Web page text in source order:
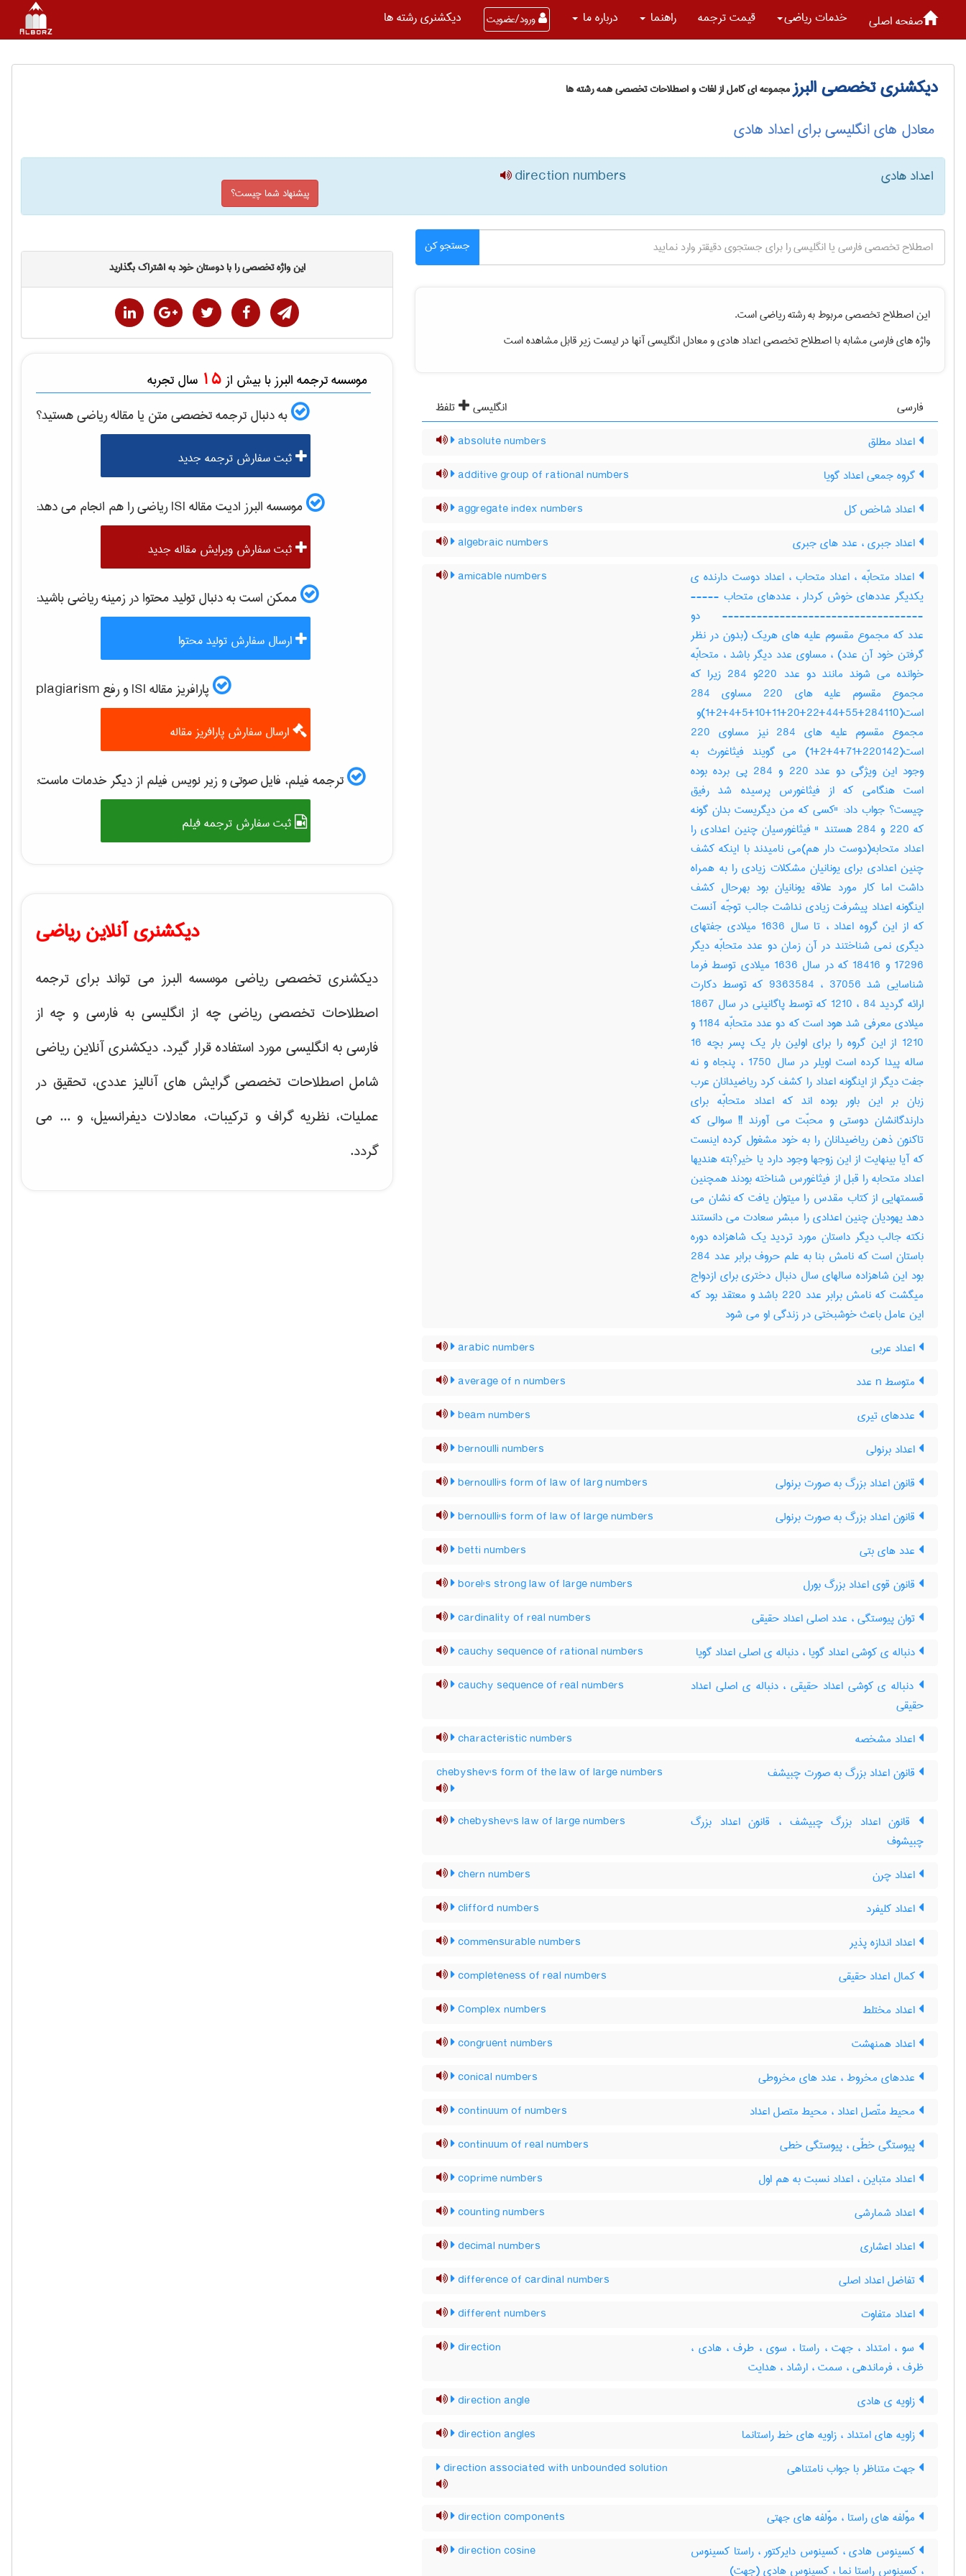
صفحه اصلی خدمات رياضی قیمت ترجمه راهنما درباره ما ورود/عضویت دیکشنری رشته ها
دیکشنری تخصصی البرزمجموعه ای کامل از لغات و اصطلاحات تخصصی همه رشته ها
معادل های انگلیسی برای اعداد هادی
اعداد هادی direction numbers
پیشنهاد شما چیست؟
جستجو کن
این اصطلاح تخصصی مربوط به رشتهرياضیاست.
واژه های فارسی مشابه با اصطلاح تخصصیاعداد هادیو معادل انگلیسی آنها در لیست زیر قابل مشاهده است
فارسی انگلیسی
تلفظ
اعداد مطلق
absolute numbers
گروه جمعی اعداد گویا additive group of rational numbers
اعداد شاخص کل aggregate index numbers
اعداد جبری ، عدد های جبری algebraic numbers
اعداد متحابّه ، اعداد متحاب ، اعداد دوست دارنده ی
یکدیگر عددهای خوش کردار ، عددهای متحاب -----
----------------------------------- دو
عدد که مجموع مقسوم علیه های هریک (بدون در نظر
گرفتن خود آن عدد) ، مساوی عدد دیگر باشد ، متحابّه
خوانده می شوند مانند دو عدد 220و 284 زیرا که
مجموع مقسوم علیه های 220 مساوی 284
است(284110+55+44+22+20+11+10+5+4+2+1)و
مجموع مقسوم علیه های 284 نیز مساوی 220
است(220142+71+4+2+1) می گویند فیثاغورث به
وجود این ویژگی دو عدد 220 و 284 پی برده بوده
است هنگامی که از فیثاغورس پرسیده شد رفیق
چیست؟ جواب داد: "کسی که من دیگریست بدان گونه
که 220 و 284 هستند " فیثاغورسیان چنین اعدادی را
اعداد متحابه(دوست دار هم)می نامیدند با اینکه کشف
چنین اعدادی برای یونانیان مشکلات زیادی را به همراه
داشت اما کار مورد علاقه یونانیان بود بهرحال کشف
اینگونه اعداد پیشرفت زیادی نداشت جالب توجّه آنست
که از این گروه اعداد ، تا سال 1636 میلادی جفتهای
دیگری نمی شناختند در آن زمان دو عدد متحابّه دیگر
17296 و 18416 که در سال 1636 میلادی توسط فرما
شناسایی شد 37056 ، 9363584 که توسط دکارت
ارائه گردید 84 ، 1210 که توسط پاگانینی در سال 1867
میلادی معرفی شد هود است که دو عدد متحابّه 1184 و
1210 از این گروه را برای اولین بار یک پسر بچه 16
ساله پیدا کرده است اویلر در سال 1750 ، پنجاه و نه
جفت دیگر از اینگونه اعداد را کشف کرد ریاضیدانان عرب
زبان بر این باور بوده اند که اعداد متحابّه برای
دارندگانشان دوستی و محبّت می آورند !! سوالی که
تاکنون ذهن ریاضیدانان را به خود مشغول کرده اینست
که آیا بینهایت از این زوجها وجود دارد یا خیر؟بته هندیها
اعداد متحابه را قبل از فیثاغورس شناخته بودند همچنین
قسمتهایی از کتاب مقدس را میتوان یافت که نشان می
دهد یهودیان چنین اعدادی را مبشر سعادت می دانستند
نکته جالب دیگر داستان مورد تردید یک شاهزاده دوره
باستان است که نامش بنا به علم حروف برابر عدد 284
بود این شاهزاده سالهای سال دنبال دختری برای ازدواج
میگشت که نامش برابر عدد 220 باشد و معتقد بود که
این عامل باعث خوشبختی در زندگی او می شود
amicable numbers
اعداد عربی arabic numbers
متوسط n عدد average of n numbers
عددهای تیری beam numbers
اعداد برنولی bernoulli numbers
قانون اعداد بزرگ به صورت برنولی bernoulli's form of law of larg numbers
قانون اعداد بزرگ به صورت برنولی bernoulli's form of law of large numbers
عدد های بتی betti numbers
قانون قوی اعداد بزرگ بورل borel's strong law of large numbers
توان پیوستگی ، عدد اصلی اعداد حقیقی cardinality of real numbers
دنباله ی کوشی اعداد گویا ، دنباله ی اصلی اعداد گویا cauchy sequence of rational numbers
دنباله ی کوشی اعداد حقیقی ، دنباله ی اصلی اعداد
حقیقی
cauchy sequence of real numbers
اعداد مشخصه characteristic numbers
قانون اعداد بزرگ به صورت چبیشف chebyshev's form of the law of large numbers
قانون اعداد بزرگ چبیشف ، قانون اعداد بزرگ
چبیشوف
chebyshev's law of large numbers
اعداد چرن chern numbers
اعداد کلیفرد clifford numbers
اعداد اندازه پذیر commensurable numbers
کمال اعداد حقیقی completeness of real numbers
اعداد مختلط Complex numbers
اعداد همنهشت congruent numbers
عددهای مخروط ، عدد های مخروطی conical numbers
محیط متّصل اعداد ، محیط متصل اعداد continuum of numbers
پیوستگی خطّی ، پیوستگی خطی continuum of real numbers
اعداد متباین ، اعداد نسبت به هم اول coprime numbers
اعداد شمارشی counting numbers
اعداد اعشاری decimal numbers
تفاضل اعداد اصلی difference of cardinal numbers
اعداد متفاوت different numbers
سو ، امتداد ، جهت ، راستا ، سوی ، طرف ، هادی ،
ظرف ، فرماندهی ، سمت ، ارشاد ، هدایت
direction
زاویه ی هادی direction angle
زاویه های امتداد ، زاویه های خط راستانما direction angles
جهت متناظر با جواب نامتناهی direction associated with unbounded solution
موّلفه های راستا ، موّلفه های جهتی direction components
کسینوس هادی ، کسینوس دایرکتور ، راستا کسینوس
، کسینوس راستا نما ، کسینوس هادی (جهت)
direction cosine
این واژه تخصصی را با دوستان خود به اشتراک بگذارید
موسسه ترجمه البرز با بیش از 15 سال تجربه
به دنبال ترجمه تخصصی متن یا مقالهرياضیهستید؟
ثبت سفارش ترجمه جدید
موسسه البرز ادیت مقاله ISI رياضیرا هم انجام می دهد:
ثبت سفارش ویرایش مقاله جدید
ممکن است به دنبال تولید محتوا در زمینهرياضیباشید:
ارسال سفارش تولید محتوا
پارافریز مقاله ISI و رفع plagiarism
ارسال سفارش پارافریز مقاله
ترجمه فیلم، فایل صوتی و زیر نویس فیلم از دیگر خدمات ماست:
ثبت سفارش ترجمه فیلم
دیکشنری آنلاین ریاضی
دیکشنری تخصصی ریاضی موسسه البرز می تواند برای ترجمه
اصطلاحات تخصصی ریاضی چه از انگلیسی به فارسی و چه از
فارسی به انگلیسی مورد استفاده قرار گیرد. دیکشنری آنلاین ریاضی
شامل اصطلاحات تخصصی گرایش هایآنالیز عددی، تحقیق در
عملیات، نظریه گراف و تركیبات، معادلات دیفرانسیل، و ... می
گردد.